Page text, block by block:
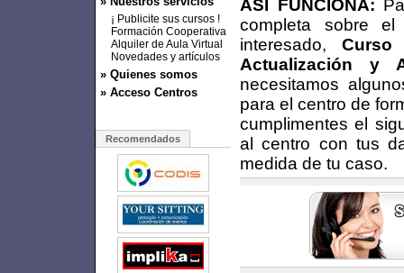
¡ Publicite sus cursos !
Formación Cooperativa
Alquiler de Aula Virtual
Novedades y artículos
» Quienes somos
» Acceso Centros
Recomendados
ASÍ FUNCIONA:
completa sobre
interesado,Curso
Actualización y
necesitamos
para el centro de
cumplimentes el
al centro con tus
medida de tu caso.